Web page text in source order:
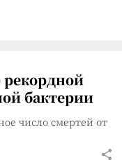
бактерии
число смертей от